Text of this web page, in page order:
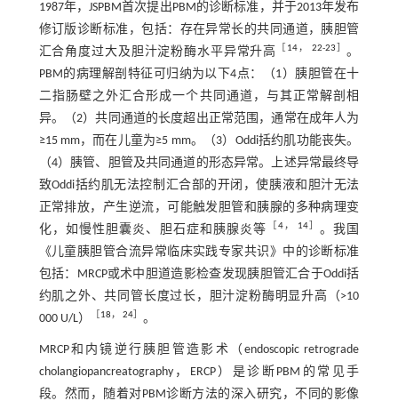
1987年，JSPBM首次提出PBM的诊断标准，并于2013年发布
修订版诊断标准，包括：存在异常长的共同通道，胰胆管
汇合角度过大及胆汁淀粉酶水平异常升高
［ 14， 22-23］ 。
PBM的病理解剖特征可归纳为以下4点：（1）胰胆管在十
二指肠壁之外汇合形成一个共同通道，与其正常解剖相
异。（2）共同通道的长度超出正常范围，通常在成年人为
≥15 mm，而在儿童为≥5 mm。（3）Oddi括约肌功能丧失。
（4）胰管、胆管及共同通道的形态异常。上述异常最终导
致Oddi括约肌无法控制汇合部的开闭，使胰液和胆汁无法
正常排放，产生逆流，可能触发胆管和胰腺的多种病理变
化，如慢性胆囊炎、胆石症和胰腺炎等
［4， 14］ 。我国
《儿童胰胆管合流异常临床实践专家共识》中的诊断标准
包括：MRCP或术中胆道造影检查发现胰胆管汇合于Oddi括
约肌之外、共同管长度过长，胆汁淀粉酶明显升高（>10
000 U/L）
［18， 24］ 。
MRCP和内镜逆行胰胆管造影术（endoscopic retrograde
cholangiopancreatography，ERCP）是诊断PBM的常见手
段。然而，随着对PBM诊断方法的深入研究，不同的影像